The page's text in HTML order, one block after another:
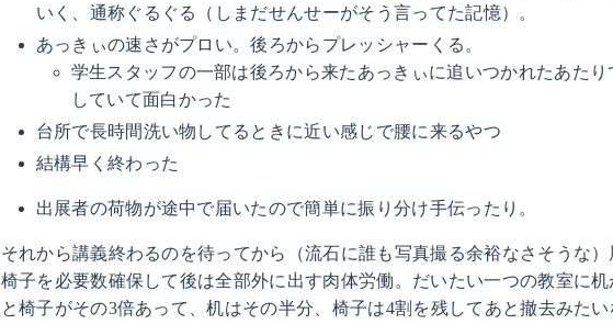
いく、通称ぐるぐる（しまだせんせーがそう言ってた記憶）。
あっきぃの速さがプロい。後ろからプレッシャーくる。
学生スタッフの一部は後ろから来たあっきぃに追いつかれたあた
していて面白かった
台所で長時間洗い物してるときに近い感じで腰に来るやつ
結構早く終わった
出展者の荷物が途中で届いたので簡単に振り分け手伝ったり。
それから講義終わるのを待ってから（流石に誰も写真撮る余裕なさそうな
椅子を必要数確保して後は全部外に出す肉体労働。だいたい一つの教室に机
と椅子がその3倍あって、机はその半分、椅子は4割を残してあと撤去みた